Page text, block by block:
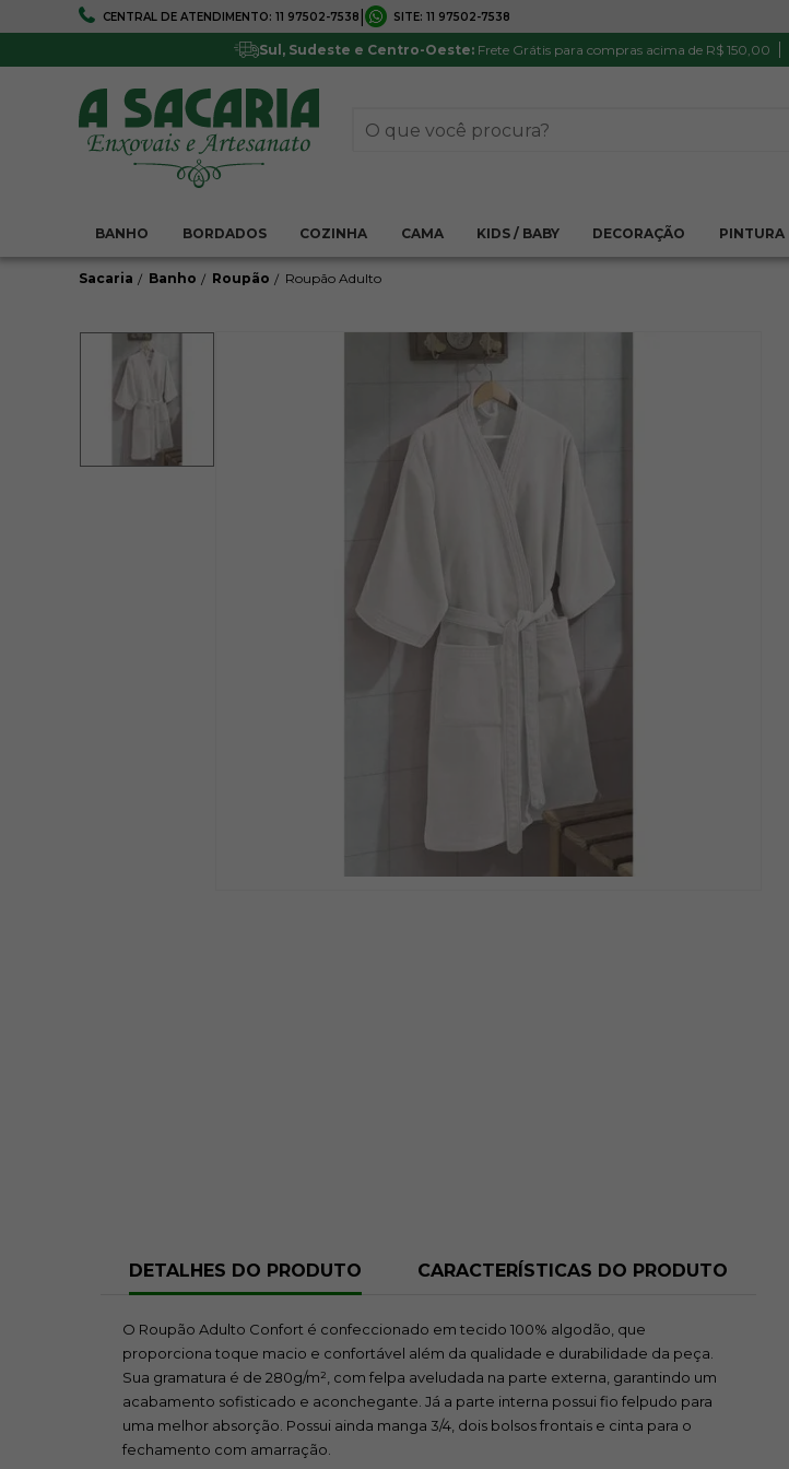
CENTRAL DE ATENDIMENTO: 11 97502-7538 SITE: 11 97502-7538
Sul, Sudeste e Centro-Oeste:Frete Grátis para compras acima de R$ 150,00
BANHO BORDADOS COZINHA CAMA KIDS / BABY DECORAÇÃO PINTURA
FRETE GRÁTIS 5% DE DESCONTO
Pagamentos via boleto ou PIX Parcela mínima R$ 20,00
Sacaria Banho Roupão Roupão Adulto
DETALHES DO PRODUTO CARACTERÍSTICAS DO PRODUTO
O Roupão Adulto Confort é confeccionado em tecido 100% algodão, que
proporciona toque macio e confortável além da qualidade e durabilidade da peça.
Sua gramatura é de 280g/m², com felpa aveludada na parte externa, garantindo um
acabamento sofisticado e aconchegante. Já a parte interna possui fio felpudo para
uma melhor absorção. Possui ainda manga 3/4, dois bolsos frontais e cinta para o
fechamento com amarração.